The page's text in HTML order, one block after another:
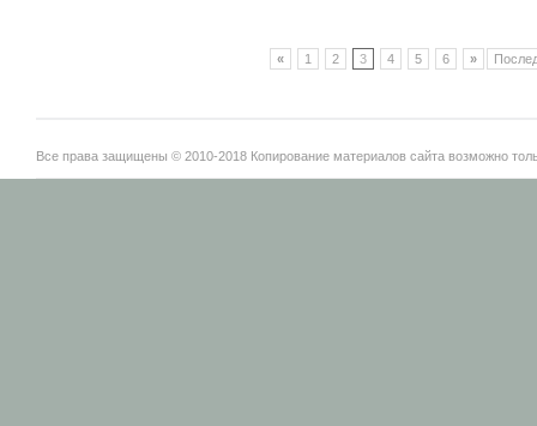
« 1 2 3 4 5 6 »
Все права защищены © 2010-2018 Копирование материалов сайта возможно